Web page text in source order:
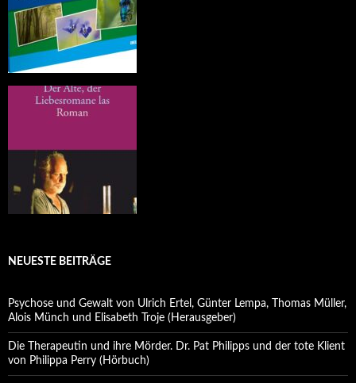
NEUESTE BEITRÄGE
Psychose und Gewalt von Ulrich Ertel, Günter Lempa, Thomas Müller,
Alois Münch und Elisabeth Troje (Herausgeber)
Die Therapeutin und ihre Mörder. Dr. Pat Philipps und der tote Klient
von Philippa Perry (Hörbuch)